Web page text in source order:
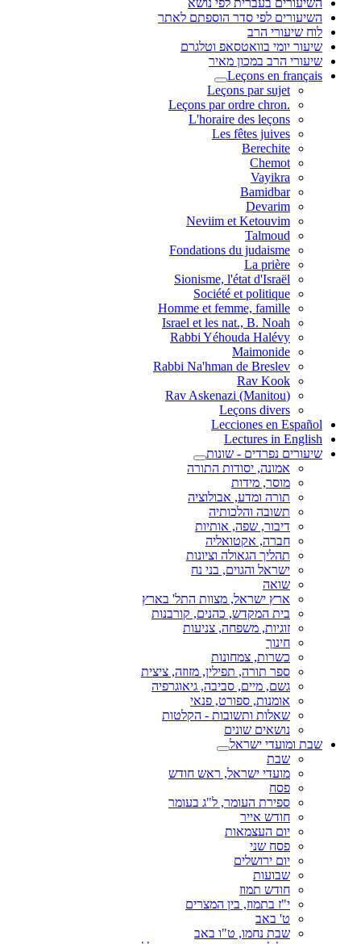
השיעורים בעברית לפי נושא
השיעורים לפי סדר הוספתם לאתר
לוח שיעורי הרב
שיעור יומי בוואטסאפ וטלגרם
שיעורי הרב במכון מאיר
Leçons en français
Leçons par sujet
.Leçons par ordre chron
L'horaire des leçons
Les fêtes juives
Berechite
Chemot
Vayikra
Bamidbar
Devarim
Neviim et Ketouvim
Talmoud
Fondations du judaisme
La prière
Sionisme, l'état d'Israël
Société et politique
Homme et femme, famille
Israel et les nat., B. Noah
Rabbi Yéhouda Halévy
Maimonide
Rabbi Na'hman de Breslev
Rav Kook
(Rav Askenazi (Manitou
Leçons divers
Lecciones en Español
Lectures in English
שיעורים נפרדים - שונות
אמונה, יסודות התורה
מוסר, מידות
תורה ומדע, אבולוציה
תשובה והלכותיה
דיבור, שפה, אותיות
חברה, אקטואליה
תהליך הגאולה וציונות
ישראל והגוים, בני נח
שואה
ארץ ישראל, מצוות התל' בארץ
בית המקדש, כהנים, קורבנות
זוגיות, משפחה, צניעות
חינוך
כשרות, צמחונות
ספר תורה, תפילין, מזוזה, ציצית
גשם, מיים, סביבה, גיאוגרפיה
אומנות, ספורט, פנאי
שאלות ותשובות - הקלטות
נושאים שונים
שבת ומועדי ישראל
שבת
מועדי ישראל, ראש חודש
פסח
ספירת העומר, ל"ג בעומר
חודש אייר
יום העצמאות
פסח שני
יום ירושלים
שבועות
חודש תמוז
י"ז בתמוז, בין המצרים
ט' באב
שבת נחמו, ט"ו באב